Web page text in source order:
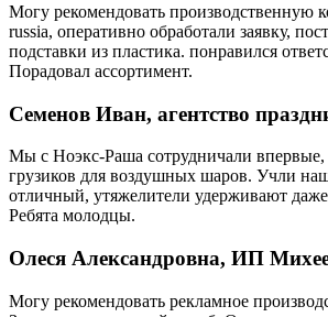
Могу рекомендовать производственную
russia, оперативно обработали заявку,
подставки из пластика. понравился
Порадовал ассортимент.
Семенов Иван, агентство
Мы с Ноэкс-Раша сотрудничали впервые,
грузиков для воздушных шаров. Учли
отличный, утяжелители удерживают
Ребята молодцы.
Олеся Александровна, ИП
Могу рекомендовать рекламное